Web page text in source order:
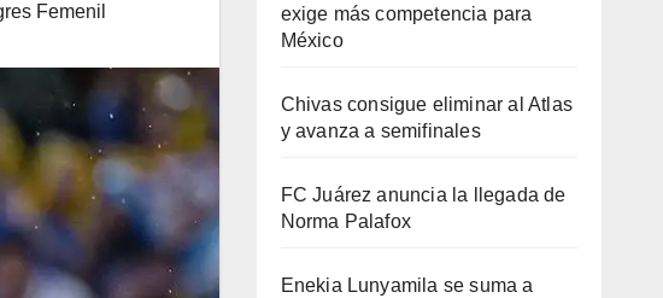
Femenil
exige más competencia para
México
Chivas consigue eliminar al Atlas
y avanza a semifinales
FC Juárez anuncia la llegada de
Norma Palafox
Enekia Lunyamila se suma a